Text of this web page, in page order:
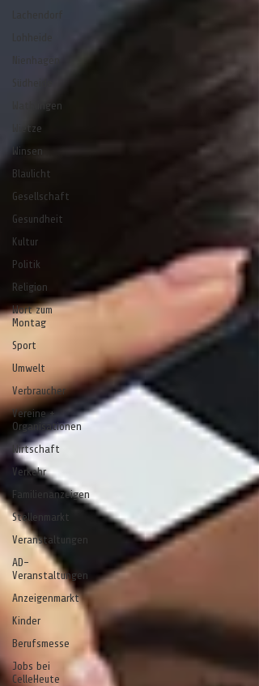
Wathlingen
Wietze
Winsen
Blaulicht
Gesellschaft
Gesundheit
Kultur
Politik
Religion
Wort zum
Montag
Sport
Umwelt
Verbraucher
Vereine +
Organisationen
Wirtschaft
Verkehr
Familienanzeigen
Stellenmarkt
Veranstaltungen
AD-
Veranstaltungen
Anzeigenmarkt
Kinder
Berufsmesse
Jobs bei
CelleHeute